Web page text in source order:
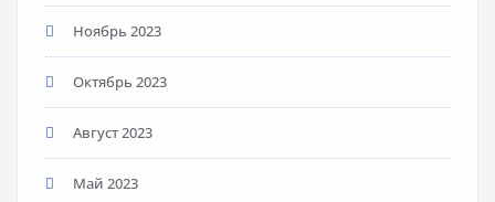
Ноябрь 2023
Октябрь 2023
Август 2023
Май 2023